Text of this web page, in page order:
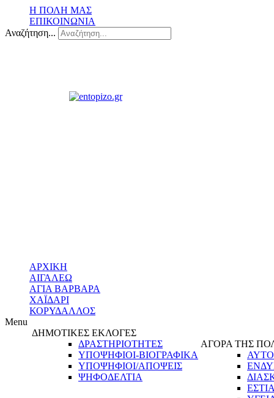
Η ΠΟΛΗ ΜΑΣ
ΕΠΙΚΟΙΝΩΝΙΑ
Αναζήτηση...
ΑΡΧΙΚΗ
ΑΙΓΑΛΕΩ
ΑΓΙΑ ΒΑΡΒΑΡΑ
ΧΑΪΔΑΡΙ
ΚΟΡΥΔΑΛΛΟΣ
Menu
ΔΗΜΟΤΙΚΕΣ ΕΚΛΟΓΕΣ
ΔΡΑΣΤΗΡΙΟΤΗΤΕΣ
ΥΠΟΨΗΦΙΟΙ-ΒΙΟΓΡΑΦΙΚΑ
ΥΠΟΨΗΦΙΟΙ/ΑΠΟΨΕΙΣ
ΨΗΦΟΔΕΛΤΙΑ
ΑΓΟΡΑ ΤΗΣ